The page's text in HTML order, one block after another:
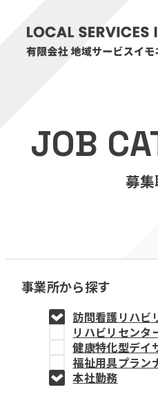
医療・介護事業
訪問看護リハビ
福祉用具プラン
教育事業
姫路中央こども園
姫路中央保育園
JOB
募
事業所から探す
訪問看護リハビ
リハビリセンタ
健康特化型デイ
福祉用具プラン
本社勤務